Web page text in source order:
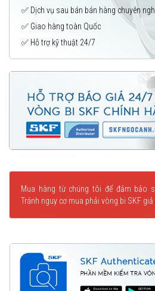
✅ Dịch vụ sau bán bán hàng chuyên
✅ Giao hàng toàn Quốc
✅ Hỗ trợ kỹ thuật 24/7
Mua hàng từ chúng tôi để đảm bảo
Tránh nguy cơ mua phải vòng bi SKF giả